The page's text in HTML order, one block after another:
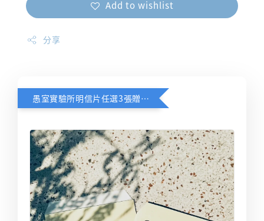
Add to wishlist
分享
愚室實驗所明信片任選3張贈送限定台北觀光信封